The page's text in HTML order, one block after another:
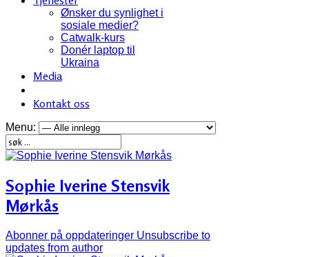
Ønsker du synlighet i
sosiale medier?
Catwalk-kurs
Donér laptop til
Ukraina
Media
Kontakt oss
Menu:
Sophie Iverine Stensvik
Mørkås
Abonner på oppdateringer Unsubscribe to
updates from author